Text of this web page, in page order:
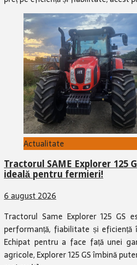
Actualitate
Tractorul SAME Explorer 125
ideală pentru fermieri!
6 august 2026
Tractorul Same Explorer 125 GS
performanță, fiabilitate și
Echipat pentru a face față unei
agricole, Explorer 125 GS îmbină
mai mult]